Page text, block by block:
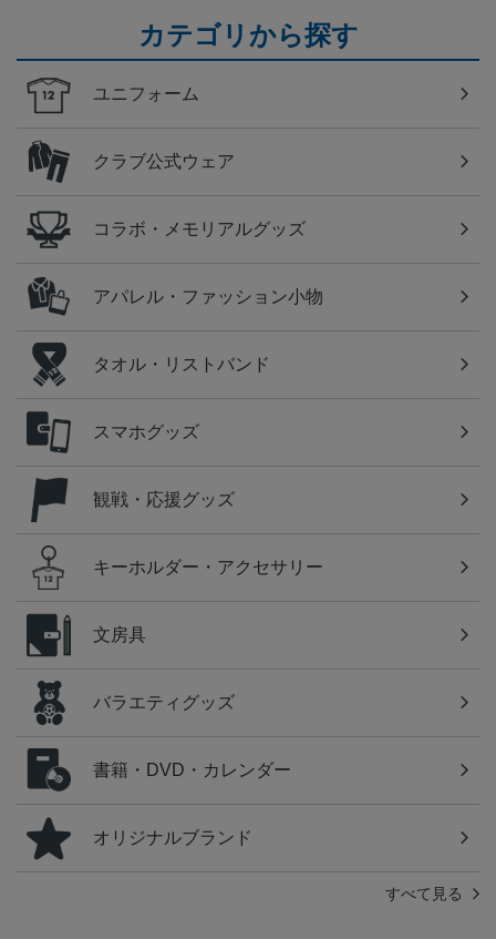
カテゴリから探す
ユニフォーム
クラブ公式ウェア
コラボ・メモリアルグッズ
アパレル・ファッション小物
タオル・リストバンド
スマホグッズ
観戦・応援グッズ
キーホルダー・アクセサリー
文房具
バラエティグッズ
書籍・DVD・カレンダー
オリジナルブランド
すべて見る